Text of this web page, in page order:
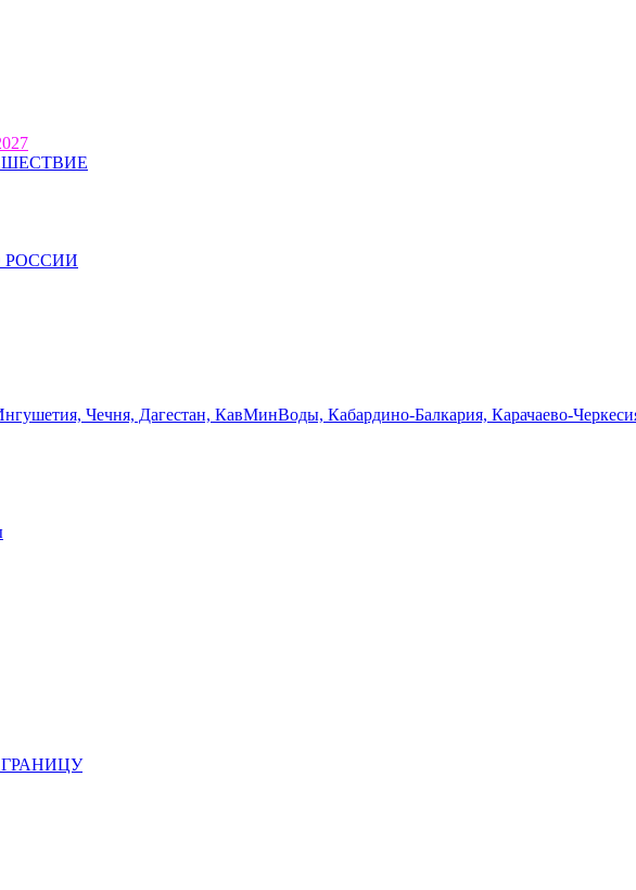
РОССИИ
Чечня, Дагестан, КавМинВоды, Кабардино-Балкария, Карачаево-